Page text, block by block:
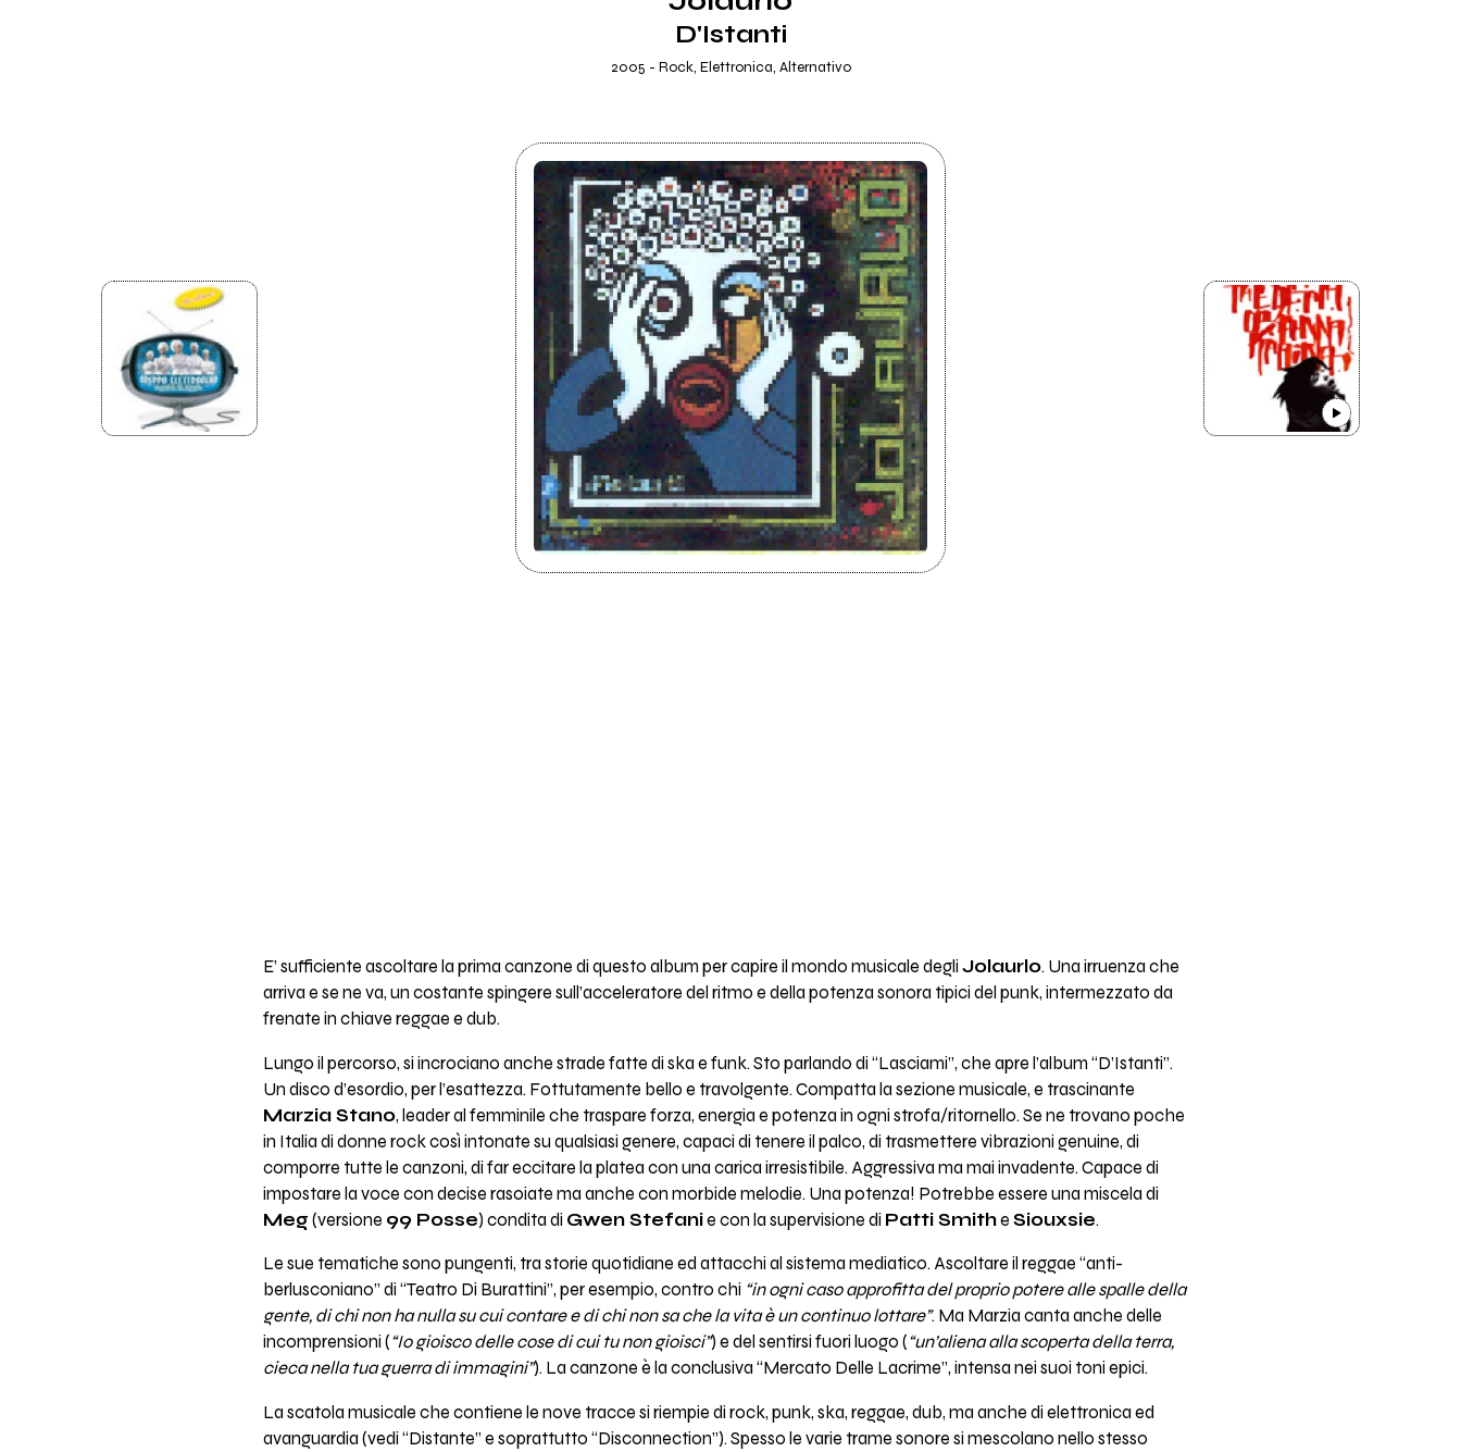
D'Istanti
2005 - Rock, Elettronica, Alternativo
E’ sufficiente ascoltare la prima canzone di questo album per capire il mondo musicale degli Jolaurlo. Una irruenza che
arriva e se ne va, un costante spingere sull’acceleratore del ritmo e della potenza sonora tipici del punk, intermezzato da
frenate in chiave reggae e dub.
Lungo il percorso, si incrociano anche strade fatte di ska e funk. Sto parlando di “Lasciami”, che apre l’album “D’Istanti”.
Un disco d’esordio, per l’esattezza. Fottutamente bello e travolgente. Compatta la sezione musicale, e trascinante
Marzia Stano, leader al femminile che traspare forza, energia e potenza in ogni strofa/ritornello. Se ne trovano poche
in Italia di donne rock così intonate su qualsiasi genere, capaci di tenere il palco, di trasmettere vibrazioni genuine, di
comporre tutte le canzoni, di far eccitare la platea con una carica irresistibile. Aggressiva ma mai invadente. Capace di
impostare la voce con decise rasoiate ma anche con morbide melodie. Una potenza! Potrebbe essere una miscela di
Meg (versione 99 Posse) condita di Gwen Stefanie con la supervisione di Patti Smithe Siouxsie.
Le sue tematiche sono pungenti, tra storie quotidiane ed attacchi al sistema mediatico. Ascoltare il reggae “anti-
berlusconiano” di “Teatro Di Burattini”, per esempio, contro chi “in ogni caso approfitta del proprio potere alle spalle della
gente, di chi non ha nulla su cui contare e di chi non sa che la vita è un continuo lottare”. Ma Marzia canta anche delle
incomprensioni (“Io gioisco delle cose di cui tu non gioisci”) e del sentirsi fuori luogo (“un’aliena alla scoperta della terra,
cieca nella tua guerra di immagini”). La canzone è la conclusiva “Mercato Delle Lacrime”, intensa nei suoi toni epici.
La scatola musicale che contiene le nove tracce si riempie di rock, punk, ska, reggae, dub, ma anche di elettronica ed
avanguardia (vedi “Distante” e soprattutto “Disconnection”). Spesso le varie trame sonore si mescolano nello stesso